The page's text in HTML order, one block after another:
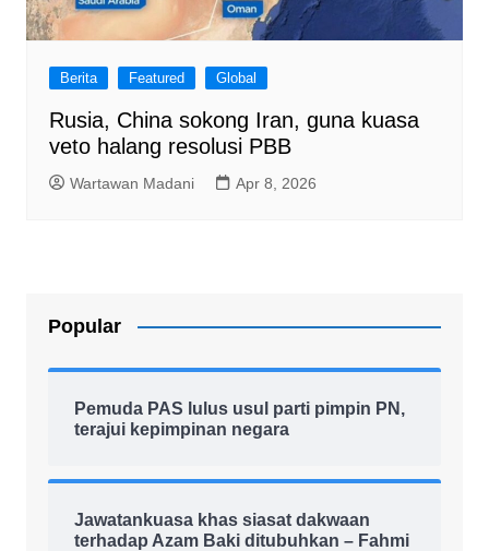
Berita Featured Global
Rusia, China sokong Iran, guna kuasa
veto halang resolusi PBB
Wartawan Madani Apr 8, 2026
Popular
Pemuda PAS lulus usul parti pimpin PN,
terajui kepimpinan negara
Jawatankuasa khas siasat dakwaan
terhadap Azam Baki ditubuhkan – Fahmi